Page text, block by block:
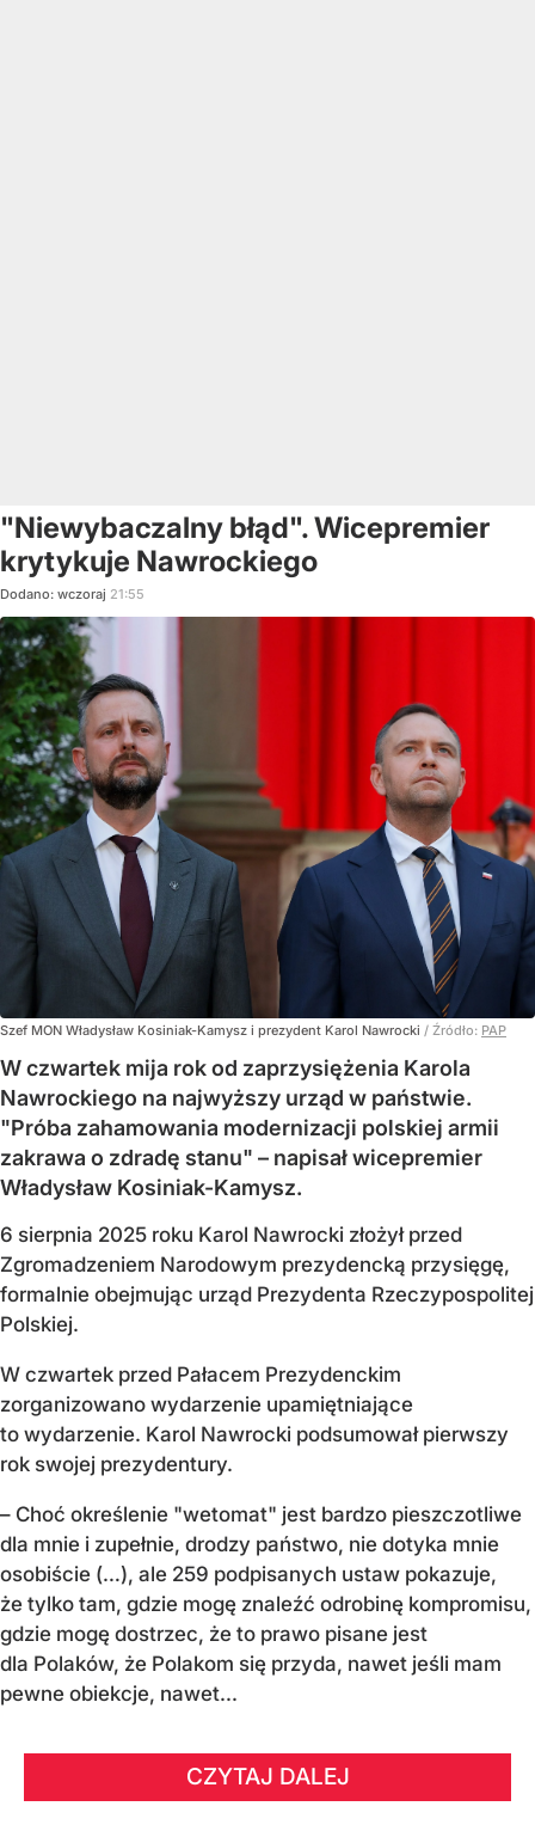
"Niewybaczalny błąd". Wicepremier
krytykuje Nawrockiego
Dodano: wczoraj 21:55
Szef MON Władysław Kosiniak-Kamysz i prezydent Karol Nawrocki / Źródło: PAP
W czwartek mija rok od zaprzysiężenia Karola
Nawrockiego na najwyższy urząd w państwie.
"Próba zahamowania modernizacji polskiej armii
zakrawa o zdradę stanu" – napisał wicepremier
Władysław Kosiniak-Kamysz.
6 sierpnia 2025 roku Karol Nawrocki złożył przed
Zgromadzeniem Narodowym prezydencką przysięgę,
formalnie obejmując urząd Prezydenta Rzeczypospolitej
Polskiej.
W czwartek przed Pałacem Prezydenckim
zorganizowano wydarzenie upamiętniające
to wydarzenie. Karol Nawrocki podsumował pierwszy
rok swojej prezydentury.
– Choć określenie "wetomat" jest bardzo pieszczotliwe
dla mnie i zupełnie, drodzy państwo, nie dotyka mnie
osobiście (…), ale 259 podpisanych ustaw pokazuje,
że tylko tam, gdzie mogę znaleźć odrobinę kompromisu,
gdzie mogę dostrzec, że to prawo pisane jest
dla Polaków, że Polakom się przyda, nawet jeśli mam
pewne obiekcje, nawet...
CZYTAJ DALEJ